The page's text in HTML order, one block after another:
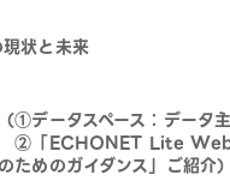
状と未来
①データスペース：データ
②「ECHONET Lite Web
ためのガイダンス」ご紹介）